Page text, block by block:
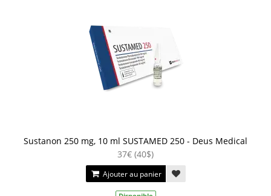
Sustanon 250 mg, 10 ml SUSTAMED 250 - Deus Medical
37€ (40$)
Ajouter au panier